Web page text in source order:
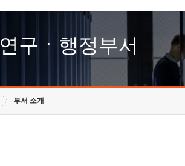
고객의소리
수의계약 현황
연구ㆍ행정부서
부서 소개